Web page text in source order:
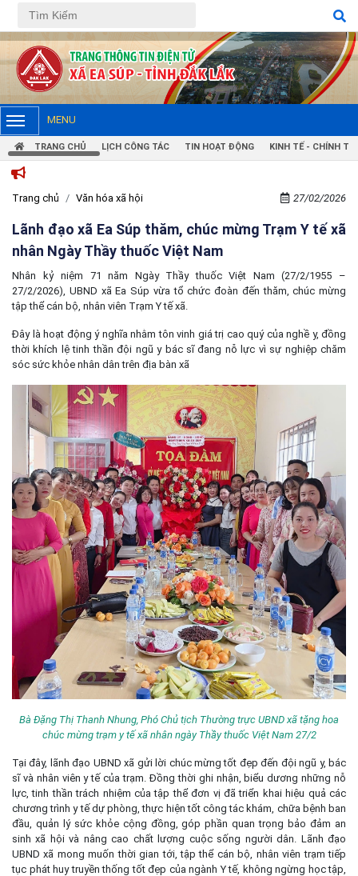
MENU
TRANG CHỦ LỊCH CÔNG TÁC TIN HOẠT ĐỘNG KINH TẾ - CHÍNH TRỊ
Trang chủ Văn hóa xã hội 27/02/2026
Lãnh đạo xã Ea Súp thăm, chúc mừng Trạm Y tế xã
nhân Ngày Thầy thuốc Việt Nam
Nhân kỷ niệm 71 năm Ngày Thầy thuốc Việt Nam (27/2/1955 –
27/2/2026), UBND xã Ea Súp vừa tổ chức đoàn đến thăm, chúc mừng
tập thể cán bộ, nhân viên Trạm Y tế xã.
Đây là hoạt động ý nghĩa nhằm tôn vinh giá trị cao quý của nghề y, đồng
thời khích lệ tinh thần đội ngũ y bác sĩ đang nỗ lực vì sự nghiệp chăm
sóc sức khỏe nhân dân trên địa bàn xã
Bà Đặng Thị Thanh Nhung, Phó Chủ tịch Thường trực UBND xã tặng hoa
chúc mừng trạm y tế xã nhân ngày Thầy thuốc Việt Nam 27/2
Tại đây, lãnh đạo UBND xã gửi lời chúc mừng tốt đẹp đến đội ngũ y, bác
sĩ và nhân viên y tế của trạm. Đồng thời ghi nhận, biểu dương những nỗ
lực, tinh thần trách nhiệm của tập thể đơn vị đã triển khai hiệu quả các
chương trình y tế dự phòng, thực hiện tốt công tác khám, chữa bệnh ban
đầu, quản lý sức khỏe cộng đồng, góp phần quan trọng bảo đảm an
sinh xã hội và nâng cao chất lượng cuộc sống người dân. Lãnh đạo
UBND xã mong muốn thời gian tới, tập thể cán bộ, nhân viên trạm tiếp
tục phát huy truyền thống tốt đẹp của ngành Y tế, không ngừng học tập,